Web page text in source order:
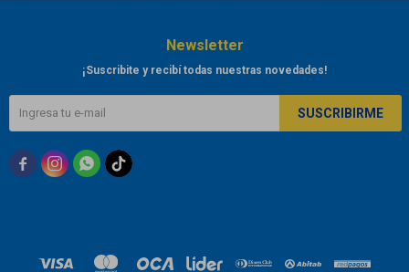
Newsletter
¡Suscribite y recibí todas nuestras novedades!
SUSCRIBIRME
  